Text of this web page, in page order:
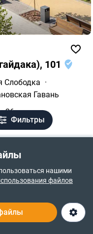
нашими
файлов
Фильтры
101
Слободка ·
Гавань
26
в ЖК
от